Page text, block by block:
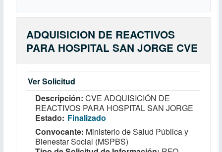
ADQUISICION DE REACTIVOS
PARA HOSPITAL SAN JORGE CVE
Ver Solicitud
Descripción CVE ADQUISICIÓN DE
REACTIVOS PARA HOSPITAL SAN JORGE
Estado Finalizado
Convocante Ministerio de Salud Pública y
Bienestar Social (MSPBS)